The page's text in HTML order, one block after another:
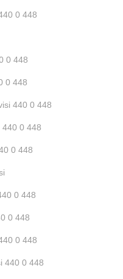
0 448
0 448
0 448
440 0 448
440 0 448
0 448
0 448
0 448
0 448
440 0 448